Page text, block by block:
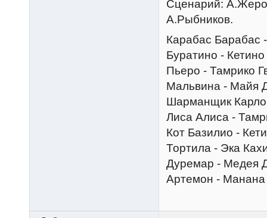
Сценарий:
А.Рыбников.
Карабас Барабас
Буратино -
Пьеро - Тамрико
Мальвина - Майя
Шарманщик
Лиса Алиса -
Кот Базилио -
Тортила - Эка
Дуремар - Медея
Артемон -